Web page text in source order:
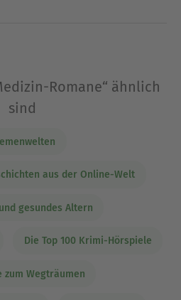
Romane“ ähnlich
sind
aus der Online-Welt
gesundes Altern
Die Top 100 Krimi-Hörspiele
zum Wegträumen